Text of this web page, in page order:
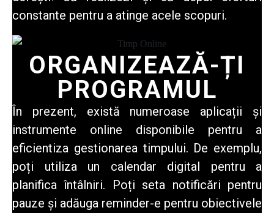
constante pentru a atinge acele scopuri.
ORGANIZEAZĂ-ȚI
PROGRAMUL
În prezent, există numeroase aplicații și
instrumente online disponibile pentru a
eficientiza gestionarea timpului. De exemplu,
poți utiliza un calendar digital pentru a
planifica întâlniri. Poți seta notificări pentru
pauze și adăuga reminder-e pentru obiectivele